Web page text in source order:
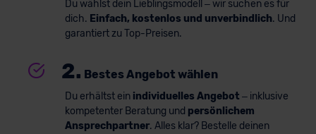
Du wählst dein Lieblingsmodell – wir suchen es für
dich. Einfach, kostenlos und unverbindlich. Und
garantiert zu Top-Preisen.
2. Bestes Angebot wählen
Du erhältst ein individuelles Angebot – inklusive
kompetenter Beratung und persönlichem
Ansprechpartner. Alles klar? Bestelle deinen